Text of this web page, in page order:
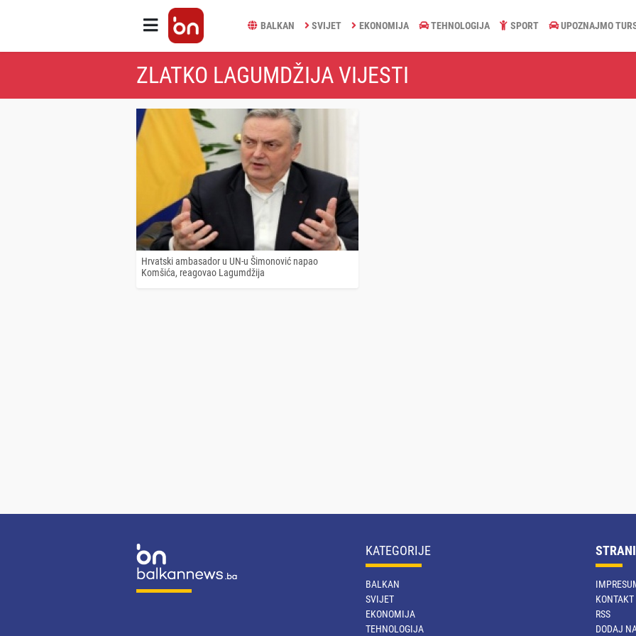
BALKAN SVIJET EKONOMIJA TEHNOLOGIJA SPORT UPOZNAJMO
ZLATKO LAGUMDŽIJA VIJESTI
Hrvatski ambasador u UN-u Šimonović napao
Komšića, reagovao Lagumdžija
KATEGORIJE
BALKAN
SVIJET
EKONOMIJA
TEHNOLOGIJA
KONTAKT
RSS
DODAJ